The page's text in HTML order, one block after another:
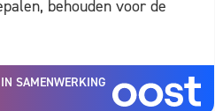
behouden voor de
SAMENWERKING